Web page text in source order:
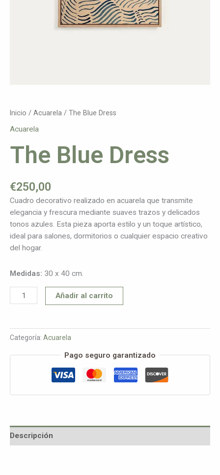
Inicio / Acuarela / The Blue Dress
Acuarela
The Blue Dress
€250,00
Cuadro decorativo realizado en acuarela que transmite
elegancia y frescura mediante suaves trazos y delicados
tonos azules. Esta pieza aporta estilo y un toque artístico,
ideal para salones, dormitorios o cualquier espacio creativo
del hogar.
Medidas: 30 x 40 cm.
Añadir al carrito
Categoría: Acuarela
Pago seguro garantizado
Descripción